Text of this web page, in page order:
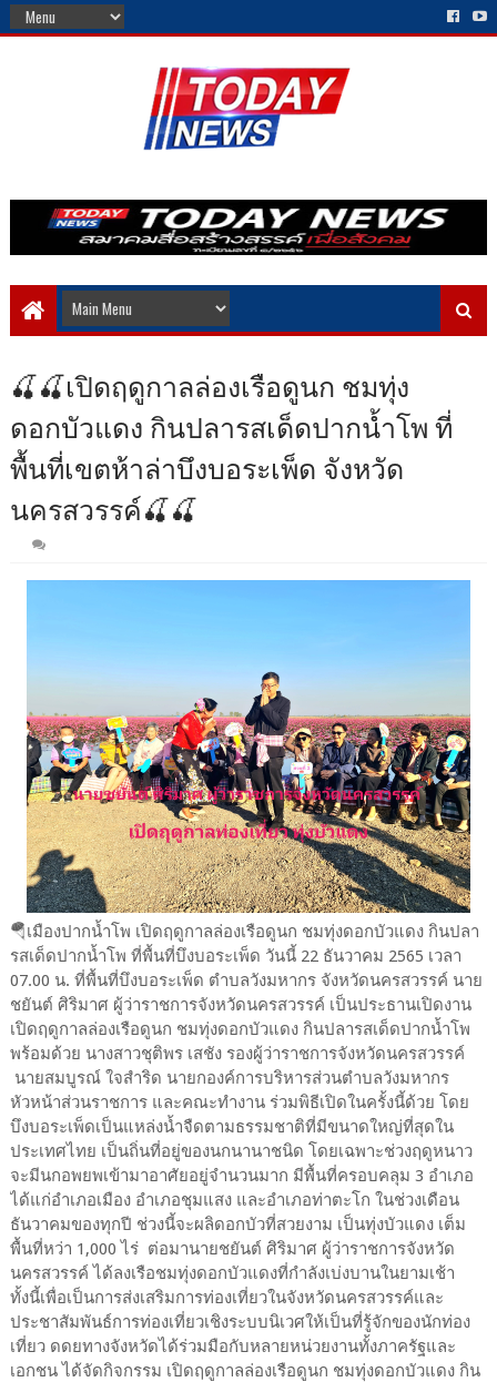
🍒🍒เปิดฤดูกาลล่องเรือดูนก ชมทุ่ง
ดอกบัวแดง กินปลารสเด็ดปากน้ำโพ ที่
พื้นที่เขตห้าล่าบึงบอระเพ็ด จังหวัด
นครสวรรค์🍒🍒
🪂เมืองปากน้ำโพ เปิดฤดูกาลล่องเรือดูนก ชมทุ่งดอกบัวแดง กินปลา
รสเด็ดปากน้ำโพ ที่พื้นที่บึงบอระเพ็ด วันนี้ 22 ธันวาคม 2565 เวลา
07.00 น. ที่พื้นที่บึงบอระเพ็ด ตำบลวังมหากร จังหวัดนครสวรรค์ นาย
ชยันต์ ศิริมาศ ผู้ว่าราชการจังหวัดนครสวรรค์ เป็นประธานเปิดงาน
เปิดฤดูกาลล่องเรือดูนก ชมทุ่งดอกบัวแดง กินปลารสเด็ดปากน้ำโพ
พร้อมด้วย​ นางสาวชุติ​พร​ เสชัง​ รองผู้ว่าราชการจังหวัดนครสวรรค์
นายสมบูรณ์​ ใจสำริด​ นายกองค์การบริหารส่วนตำบลวังมหากร
หัวหน้าส่วนราชการ และคณะทำงาน ร่วมพิธีเปิดในครั้งนี้ด้วย โดย
บึงบอระเพ็ดเป็นแหล่งน้ำจืดตามธรรมชาติที่มีขนาดใหญ่ที่สุดใน
ประเทศไทย เป็นถิ่นที่อยู่ของนกนานาชนิด โดยเฉพาะช่วงฤดูหนาว
จะมีนกอพยพเข้ามาอาศัยอยู่จำนวนมาก มีพื้นที่ครอบคลุม 3 อำเภอ
ได้แก่อำเภอเมือง อำเภอชุมแสง และอำเภอท่าตะโก ในช่วงเดือน
ธันวาคมของทุกปี ช่วงนี้จะผลิดอกบัวที่สวยงาม เป็นทุ่งบัวแดง เต็ม
พื้นที่หว่า 1,000 ไร่ ต่อมานายชยันต์ ศิริมาศ ผู้ว่าราชการจังหวัด
นครสวรรค์ ได้ลงเรือชมทุ่งดอกบัวแดงที่กำลังเบ่งบานในยามเช้า
ทั้งนี้เพื่อเป็นการส่งเสริมการท่องเที่ยวในจังหวัดนครสวรรค์และ
ประชาสัมพันธ์การท่องเที่ยวเชิงระบบนิเวศให้เป็นที่รู้จักของนักท่อง
เที่ยว ดดยทางจังหวัดได้ร่วมมือกับหลายหน่วยงานทั้งภาครัฐและ
เอกชน ได้จัดกิจกรรม เปิดฤดูกาลล่องเรือดูนก ชมทุ่งดอกบัวแดง กิน